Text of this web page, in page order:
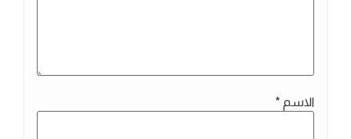
الاسم *